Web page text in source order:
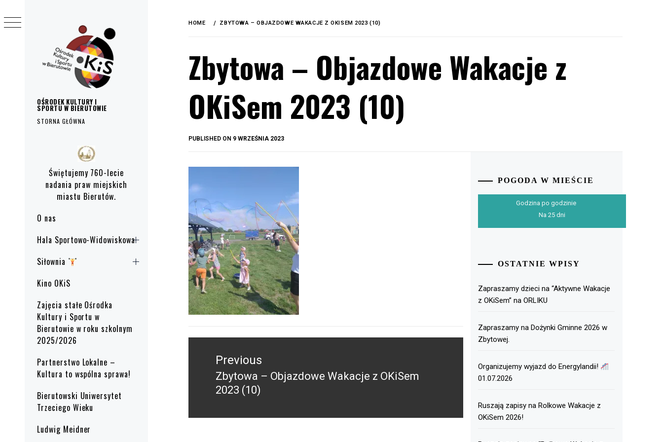
OŚRODEK KULTURY I
SPORTU W BIERUTOWIE
STORNA GŁÓWNA
Świętujemy 760-lecie
nadania praw miejskich
miastu Bierutów.
O nas
Hala Sportowo-Widowiskowa
Siłownia
Kino OKiS
Zajęcia stałe Ośrodka
Kultury i Sportu w
Bierutowie w roku szkolnym
2025/2026
Partnerstwo Lokalne –
Kultura to wspólna sprawa!
Bierutowski Uniwersytet
Trzeciego Wieku
Ludwig Meidner
HOME ZBYTOWA – OBJAZDOWE WAKACJE Z OKISEM 2023 (10)
Zbytowa – Objazdowe Wakacje z
OKiSem 2023 (10)
PUBLISHED ON 9 WRZEŚNIA 2023
wpisuPrevious
Previous
post:
Zbytowa – Objazdowe Wakacje z OKiSem
2023 (10)
POGODA W MIEŚCIE
Godzina po godzinie
Na 25 dni
OSTATNIE WPISY
Zapraszamy dzieci na “Aktywne Wakacje
z OKiSem” na ORLIKU
Zapraszamy na Dożynki Gminne 2026 w
Zbytowej.
Organizujemy wyjazd do Energylandii!
01.07.2026
Ruszają zapisy na Rolkowe Wakacje z
OKiSem 2026!